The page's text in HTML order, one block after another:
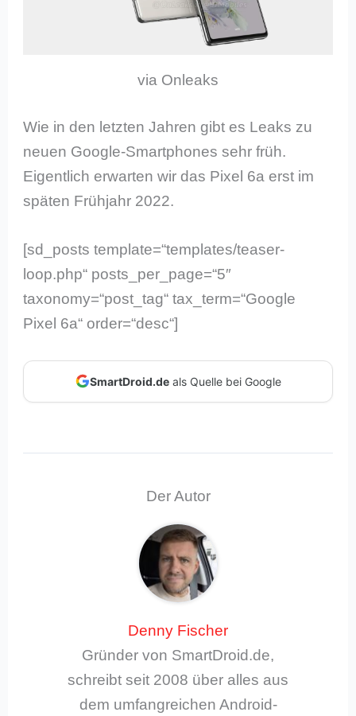
via Onleaks
Wie in den letzten Jahren gibt es Leaks zu
neuen Google-Smartphones sehr früh.
Eigentlich erwarten wir das Pixel 6a erst im
späten Frühjahr 2022.
[sd_posts template=“templates/teaser-
loop.php“ posts_per_page=“5″
taxonomy=“post_tag“ tax_term=“Google
Pixel 6a“ order=“desc“]
SmartDroid.deals Quelle bei Google
Der Autor
Denny Fischer
Gründer von SmartDroid.de,
schreibt seit 2008 über alles aus
dem umfangreichen Android-